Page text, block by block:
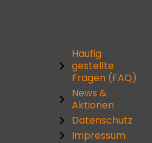
Häufig
gestellte
Fragen (FAQ)
News &
Aktionen
Datenschutz
Impressum